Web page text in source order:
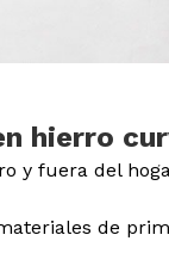
hierro
y fuera del
de